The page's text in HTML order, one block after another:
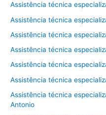
Assistência técnica
Assistência técnica
Assistência técnica
Assistência técnica
Assistência técnica
Assistência técnica
Assistência técnica
Antonio